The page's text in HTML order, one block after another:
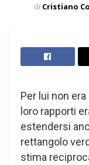
di Cristiano
Per lui non
loro rapporti
estendersi
rettangolo
stima